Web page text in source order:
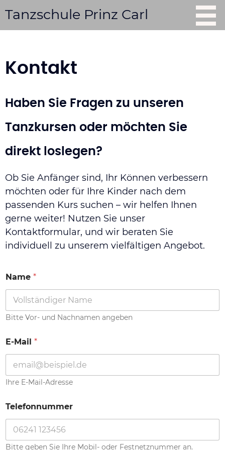
Tanzschule Prinz Carl
Start
Kurse
Tanzschule mieten
Shows buchen
Kontakt
Kontakt
Haben Sie Fragen zu unseren
Tanzkursen oder möchten Sie
direkt loslegen?
Ob Sie Anfänger sind, Ihr Können verbessern
möchten oder für Ihre Kinder nach dem
passenden Kurs suchen – wir helfen Ihnen
gerne weiter! Nutzen Sie unser
Kontaktformular, und wir beraten Sie
individuell zu unserem vielfältigen Angebot.
Name *
Bitte Vor- und Nachnamen angeben
T
e
e
f
n
n
u
m
E-Mail *
Ihre E-Mail-Adresse
Telefonnummer
Bitte geben Sie Ihre Mobil- oder Festnetznummer an.